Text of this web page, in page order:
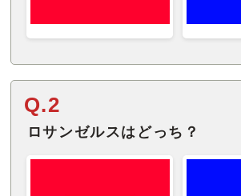
Q.2
ロサンゼルスはどっち？